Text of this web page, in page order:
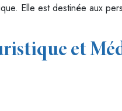
Elle est destinée aux
et